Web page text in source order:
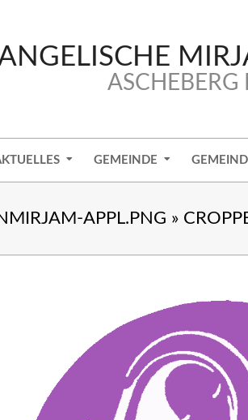
ASCHEBERG
GEMEINDE
APPL.PNG »